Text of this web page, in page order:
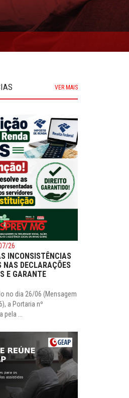
VER MAIS
26
INCONSISTÊNCIAS
NAS DECLARAÇÕES
E GARANTE
no dia 26/06 (Mensagem
a Portaria nº
pela ...